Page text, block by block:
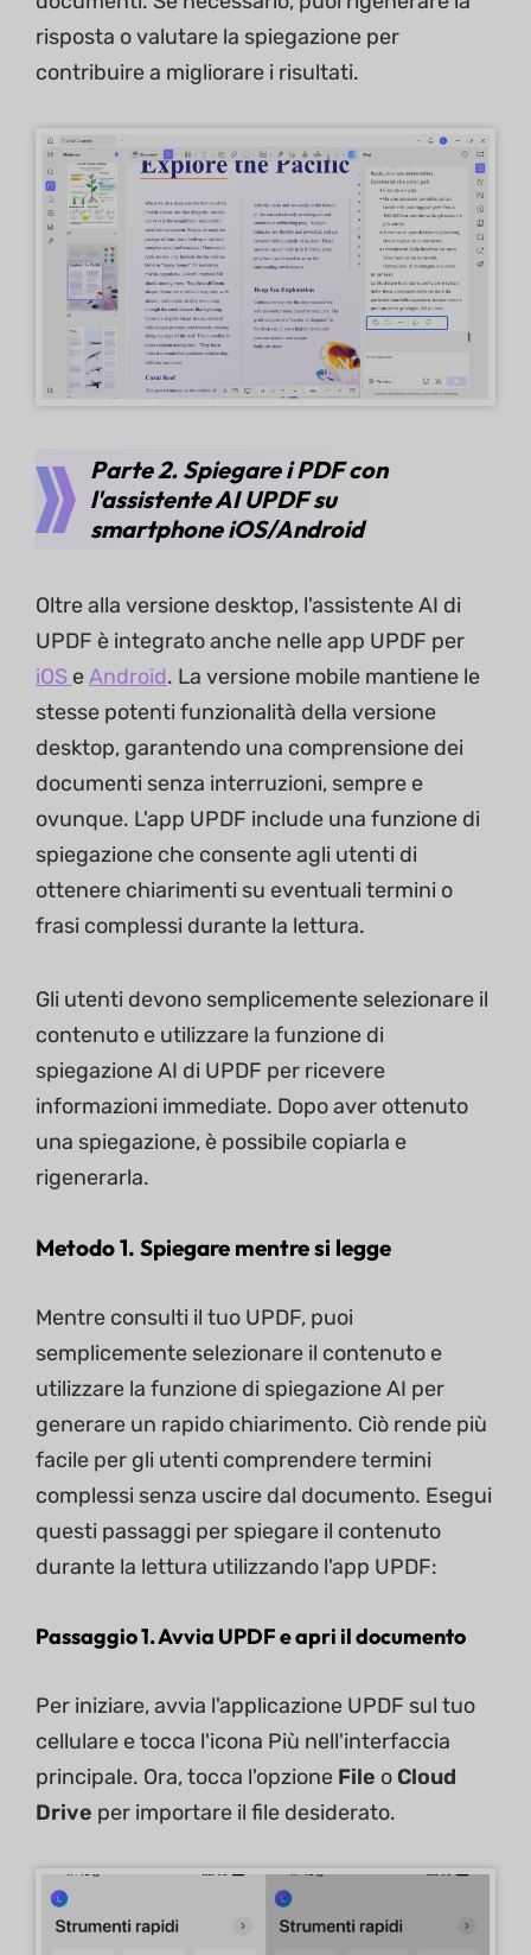
risposta o valutare la spiegazione per
contribuire a migliorare i risultati.
Parte 2. Spiegare i PDF con
l'assistente AI UPDF su
smartphone iOS/Android
Oltre alla versione desktop, l'assistente AI di
UPDF è integrato anche nelle app UPDF per
iOS eAndroid. La versione mobile mantiene le
stesse potenti funzionalità della versione
desktop, garantendo una comprensione dei
documenti senza interruzioni, sempre e
ovunque. L'app UPDF include una funzione di
spiegazione che consente agli utenti di
ottenere chiarimenti su eventuali termini o
frasi complessi durante la lettura.
Gli utenti devono semplicemente selezionare il
contenuto e utilizzare la funzione di
spiegazione AI di UPDF per ricevere
informazioni immediate. Dopo aver ottenuto
una spiegazione, è possibile copiarla e
rigenerarla.
Metodo 1. Spiegare mentre si legge
Mentre consulti il tuo UPDF, puoi
semplicemente selezionare il contenuto e
utilizzare la funzione di spiegazione AI per
generare un rapido chiarimento. Ciò rende più
facile per gli utenti comprendere termini
complessi senza uscire dal documento. Esegui
questi passaggi per spiegare il contenuto
durante la lettura utilizzando l'app UPDF:
Passaggio 1. Avvia UPDF e apri il documento
Per iniziare, avvia l'applicazione UPDF sul tuo
cellulare e tocca l'icona Più nell'interfaccia
principale. Ora, tocca l'opzione File o Cloud
Drive per importare il file desiderato.